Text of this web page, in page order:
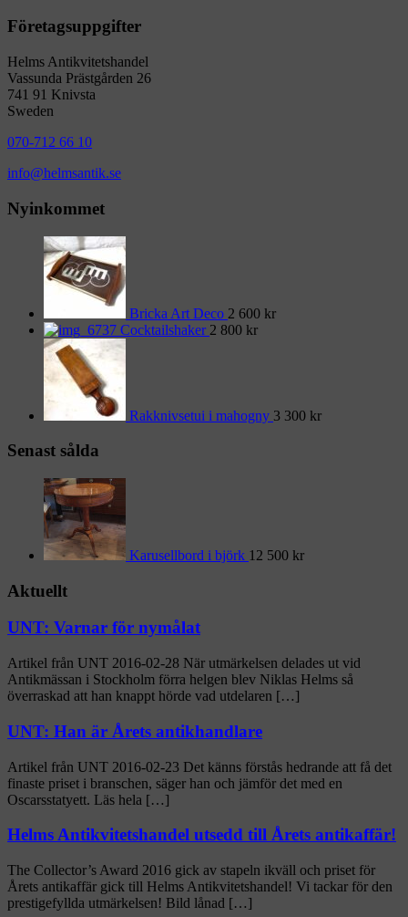
Företagsuppgifter
Helms Antikvitetshandel
Vassunda Prästgården 26
741 91 Knivsta
Sweden
070-712 66 10
info@helmsantik.se
Nyinkommet
Bricka Art Deco 2 600 kr
Cocktailshaker 2 800 kr
Rakknivsetui i mahogny 3 300 kr
Senast sålda
Karusellbord i björk 12 500 kr
Aktuellt
UNT: Varnar för nymålat
Artikel från UNT 2016-02-28 När utmärkelsen delades ut vid
Antikmässan i Stockholm förra helgen blev Niklas Helms så
överraskad att han knappt hörde vad utdelaren […]
UNT: Han är Årets antikhandlare
Artikel från UNT 2016-02-23 Det känns förstås hedrande att få det
finaste priset i branschen, säger han och jämför det med en
Oscarsstatyett. Läs hela […]
Helms Antikvitetshandel utsedd till Årets antikaffär!
The Collector’s Award 2016 gick av stapeln ikväll och priset för
Årets antikaffär gick till Helms Antikvitetshandel! Vi tackar för den
prestigefyllda utmärkelsen! Bild lånad […]